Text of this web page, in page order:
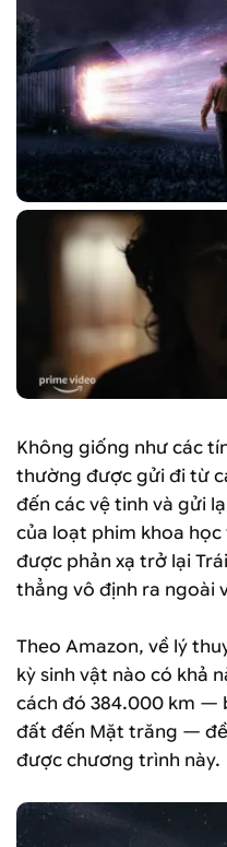
Không giống như các
thường được gửi đi từ
đến các vệ tinh và gửi
của loạt phim khoa
được phản xạ trở lại
thẳng vô định ra ngoài
Theo Amazon, về lý
kỳ sinh vật nào có khả
cách đó 384.000 km —
đất đến Mặt trăng —
được chương trình này.